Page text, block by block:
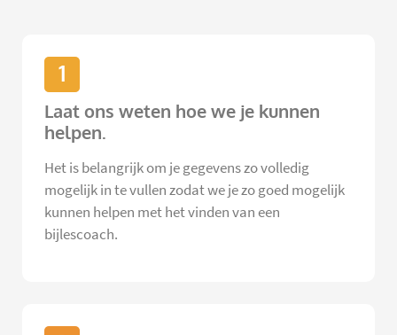
1
Laat ons weten hoe we je kunnen
helpen.
Het is belangrijk om je gegevens zo volledig
mogelijk in te vullen zodat we je zo goed mogelijk
kunnen helpen met het vinden van een
bijlescoach.